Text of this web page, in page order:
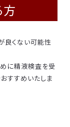
良くない可能性
に精液検査を受
すすめいたしま